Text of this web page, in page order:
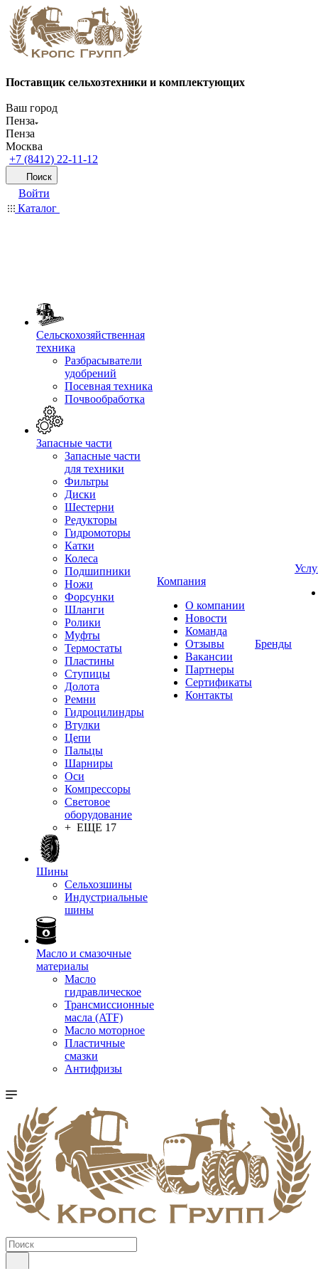
Поставщик сельхозтехники и комплектующих
Ваш город
Пенза
Пенза
Москва
+7 (8412) 22-11-12
Поиск
Войти
Каталог
Сельскохозяйственная
техника
Разбрасыватели
удобрений
Посевная техника
Почвообработка
Запасные части
Запасные части
для техники
Фильтры
Диски
Шестерни
Редукторы
Гидромоторы
Катки
Колеса
Подшипники
Ножи
Форсунки
Шланги
Ролики
Муфты
Термостаты
Пластины
Ступицы
Долота
Ремни
Гидроцилиндры
Втулки
Цепи
Пальцы
Шарниры
Оси
Компрессоры
Световое
оборудование
+ ЕЩЕ 17
Шины
Сельхозшины
Индустриальные
шины
Масло и смазочные
материалы
Масло
гидравлическое
Трансмиссионные
масла (ATF)
Масло моторное
Пластичные
смазки
Антифризы
Компания
О компании
Новости
Команда
Отзывы
Вакансии
Партнеры
Сертификаты
Контакты
Бренды